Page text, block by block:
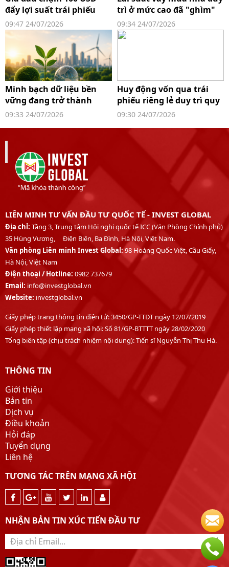
đẩy lợi suất trái phiếu
tăng vọt, ECB giữ nguyên
lãi suất
09:47 24/07/2026
trì ở mức cao đã "ghìm"
thanh khoản nhà ở
TP.HCM
09:34 24/07/2026
Minh bạch dữ liệu bền
vững đang trở thành
"tấm vé" tiếp cận vốn
09:33 24/07/2026
Huy động vốn qua trái
phiếu riêng lẻ duy trì quy
mô lớn, dòng tiền được
09:30 24/07/2026
LIÊN MINH TƯ VẤN ĐẦU TƯ QUỐC TẾ - INVEST GLOBAL
Địa chỉ: Tầng 3, Trung tâm Hội nghị quốc tế ICC (Văn Phòng Chính phủ)
35 Hùng Vương, Điện Biên, Ba Đình, Hà Nội, Việt Nam.
Văn phòng Liên minh Invest Global:98 Hoàng Quốc Việt, Cầu Giấy,
Hà Nội, Việt Nam
Điện thoại /Hotline: 0982 737679
Email: info@investglobal.vn
Website: investglobal.vn
Giấy phép trang thông tin điện tử: 3450/GP-TTĐT ngày 12/07/2019
Giấy phép thiết lập mạng xã hội: Số 81/GP-BTTTT ngày 28/02/2020
Tổng biên tập (chịu trách nhiệm nội dung): Tiến sĩ Nguyễn Thị Thu Hà.
THÔNG TIN
Giới thiệu
Bản tin
Dịch vụ
Điều khoản
Hỏi đáp
Tuyển dụng
Liên hệ
TƯƠNG TÁC TRÊN MẠNG XÃ HỘI
NHẬN BẢN TIN XÚC TIẾN ĐẦU TƯ